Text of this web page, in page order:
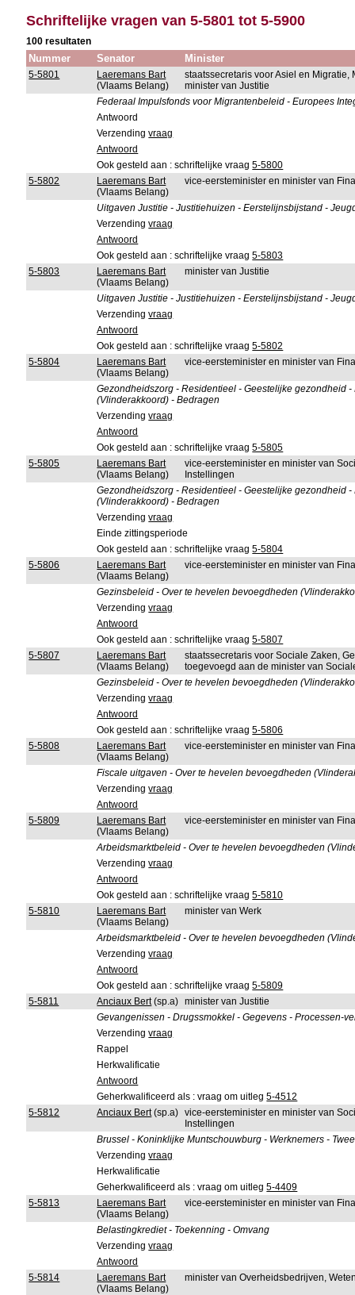
Schriftelijke vragen van 5-5801 tot 5-5900
100 resultaten
Nummer Senator Minister
5-5801
Laeremans Bart
(Vlaams Belang)
staatssecretaris voor Asiel en
minister van Justitie
Federaal Impulsfonds voor Migrantenbeleid - Europees
Antwoord
Verzendingvraag
Antwoord
Ook gesteld aan : schriftelijke vraag5-5800
5-5802
Laeremans Bart
(Vlaams Belang)
vice-eersteminister en minister van
Uitgaven Justitie - Justitiehuizen - Eerstelijnsbijstand -
Verzendingvraag
Antwoord
Ook gesteld aan : schriftelijke vraag5-5803
5-5803
Laeremans Bart
(Vlaams Belang)
minister van Justitie
Uitgaven Justitie - Justitiehuizen - Eerstelijnsbijstand -
Verzendingvraag
Antwoord
Ook gesteld aan : schriftelijke vraag5-5802
5-5804
Laeremans Bart
(Vlaams Belang)
vice-eersteminister en minister van
Gezondheidszorg - Residentieel - Geestelijke gezondheid
(Vlinderakkoord) - Bedragen
Verzendingvraag
Antwoord
Ook gesteld aan : schriftelijke vraag5-5805
5-5805
Laeremans Bart
(Vlaams Belang)
vice-eersteminister en minister van
Instellingen
Gezondheidszorg - Residentieel - Geestelijke gezondheid
(Vlinderakkoord) - Bedragen
Verzendingvraag
Einde zittingsperiode
Ook gesteld aan : schriftelijke vraag5-5804
5-5806
Laeremans Bart
(Vlaams Belang)
vice-eersteminister en minister van
Gezinsbeleid - Over te hevelen bevoegdheden
Verzendingvraag
Antwoord
Ook gesteld aan : schriftelijke vraag5-5807
5-5807
Laeremans Bart
(Vlaams Belang)
staatssecretaris voor Sociale Zaken,
toegevoegd aan de minister van
Gezinsbeleid - Over te hevelen bevoegdheden
Verzendingvraag
Antwoord
Ook gesteld aan : schriftelijke vraag5-5806
5-5808
Laeremans Bart
(Vlaams Belang)
vice-eersteminister en minister van
Fiscale uitgaven - Over te hevelen bevoegdheden
Verzendingvraag
Antwoord
5-5809
Laeremans Bart
(Vlaams Belang)
vice-eersteminister en minister van
Arbeidsmarktbeleid - Over te hevelen bevoegdheden
Verzendingvraag
Antwoord
Ook gesteld aan : schriftelijke vraag5-5810
5-5810
Laeremans Bart
(Vlaams Belang)
minister van Werk
Arbeidsmarktbeleid - Over te hevelen bevoegdheden
Verzendingvraag
Antwoord
Ook gesteld aan : schriftelijke vraag5-5809
5-5811
Anciaux Bert(sp.a) minister van Justitie
Gevangenissen - Drugssmokkel - Gegevens - Processen-
Verzendingvraag
Rappel
Herkwalificatie
Antwoord
Geherkwalificeerd als : vraag om uitleg5-4512
5-5812
Anciaux Bert(sp.a) vice-eersteminister en minister van
Instellingen
Brussel - Koninklijke Muntschouwburg - Werknemers -
Verzendingvraag
Herkwalificatie
Geherkwalificeerd als : vraag om uitleg5-4409
5-5813
Laeremans Bart
(Vlaams Belang)
vice-eersteminister en minister van
Belastingkrediet - Toekenning - Omvang
Verzendingvraag
Antwoord
5-5814
Laeremans Bart
(Vlaams Belang)
minister van Overheidsbedrijven,